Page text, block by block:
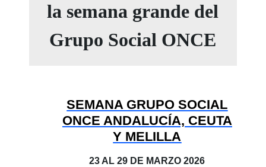
la semana grande del
Grupo Social ONCE
SEMANA GRUPO SOCIAL
ONCE ANDALUCÍA, CEUTA
Y MELILLA
23 AL 29 DE MARZO 2026